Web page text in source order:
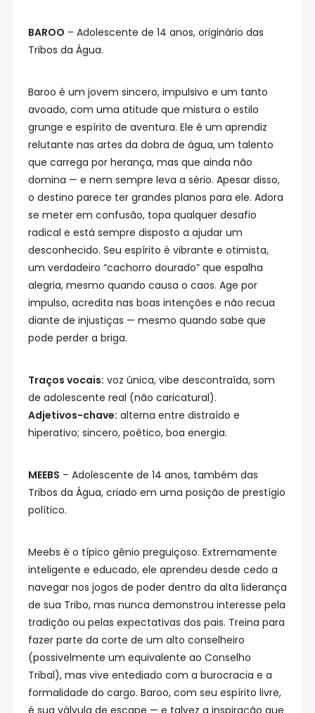
BAROO – Adolescente de 14 anos, originário das
Tribos da Água.
Baroo é um jovem sincero, impulsivo e um tanto
avoado, com uma atitude que mistura o estilo
grunge e espírito de aventura. Ele é um aprendiz
relutante nas artes da dobra de água, um talento
que carrega por herança, mas que ainda não
domina — e nem sempre leva a sério. Apesar disso,
o destino parece ter grandes planos para ele. Adora
se meter em confusão, topa qualquer desafio
radical e está sempre disposto a ajudar um
desconhecido. Seu espírito é vibrante e otimista,
um verdadeiro “cachorro dourado” que espalha
alegria, mesmo quando causa o caos. Age por
impulso, acredita nas boas intenções e não recua
diante de injustiças — mesmo quando sabe que
pode perder a briga.
Traços vocais: voz única, vibe descontraída, som
de adolescente real (não caricatural).
Adjetivos-chave: alterna entre distraído e
hiperativo; sincero, poético, boa energia.
MEEBS – Adolescente de 14 anos, também das
Tribos da Água, criado em uma posição de prestígio
político.
Meebs é o típico gênio preguiçoso. Extremamente
inteligente e educado, ele aprendeu desde cedo a
navegar nos jogos de poder dentro da alta liderança
de sua Tribo, mas nunca demonstrou interesse pela
tradição ou pelas expectativas dos pais. Treina para
fazer parte da corte de um alto conselheiro
(possivelmente um equivalente ao Conselho
Tribal), mas vive entediado com a burocracia e a
formalidade do cargo. Baroo, com seu espírito livre,
é sua válvula de escape — e talvez a inspiração que